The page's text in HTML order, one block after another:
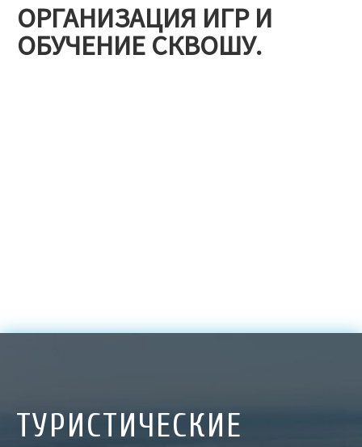
ОРГАНИЗАЦИЯ ИГР И
ОБУЧЕНИЕ СКВОШУ.
ТУРИСТИЧЕСКИЕ